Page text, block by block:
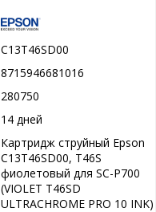
C13T46SD00
8715946681016
280750
14 дней
Картридж струйный Epson
C13T46SD00, T46S
фиолетовый для SC-P700
(VIOLET T46SD
ULTRACHROME PRO 10 INK)